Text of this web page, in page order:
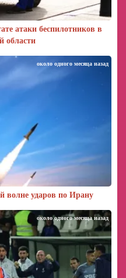
атаки беспилотников в
области
волне ударов по Ирану
около одного месяца назад
около одного месяца назад